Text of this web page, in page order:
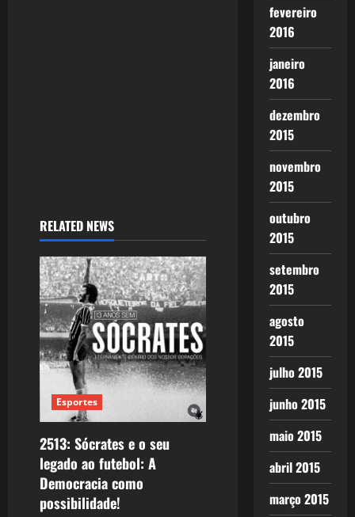
RELATED NEWS
Esportes
2513: Sócrates e o seu
legado ao futebol: A
Democracia como
possibilidade!
fevereiro
2016
janeiro
2016
dezembro
2015
novembro
2015
outubro
2015
setembro
2015
agosto
2015
julho 2015
junho 2015
maio 2015
abril 2015
março 2015